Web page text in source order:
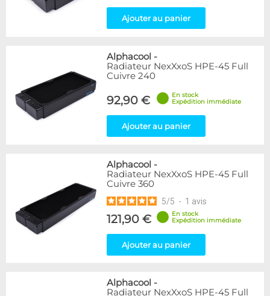
Ajouter au panier
Alphacool -
Radiateur NexXxoS HPE-45 Full
Cuivre 240
92,90 €
En stock
Expédition immédiate
Ajouter au panier
Alphacool -
Radiateur NexXxoS HPE-45 Full
Cuivre 360
5/5 - 1 avis
121,90 €
En stock
Expédition immédiate
Ajouter au panier
Alphacool -
Radiateur NexXxoS HPE-45 Full